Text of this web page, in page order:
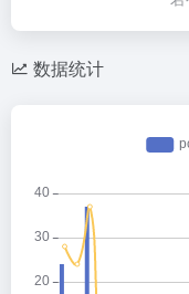
数据统计